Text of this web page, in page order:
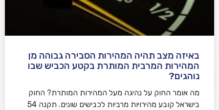
באיזה מצב תהיה המהירות הסבירה גבוהה מן
המהירות המרבית המותרת בקטע הכביש שבו
נוהגים?
​מה אומר החוק על נהיגה מעל המהירות המותרת? החוק
בישראל קובע מהירויות מרביות לכבישים שונים. תקנה 54